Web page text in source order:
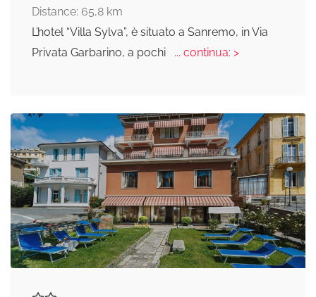
Distance: 65,8 km
L’hotel “Villa Sylva”, è situato a Sanremo, in Via
Privata Garbarino, a pochi
... continua: >